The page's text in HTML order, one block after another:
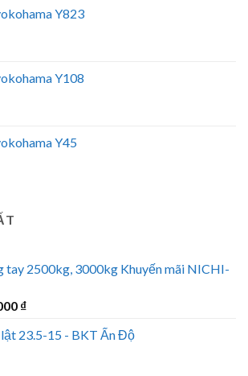
Y823
Y108
Y45
tay 2500kg, 3000kg Khuyến mãi NICHI-
₫
23.5-15 - BKT Ấn Độ